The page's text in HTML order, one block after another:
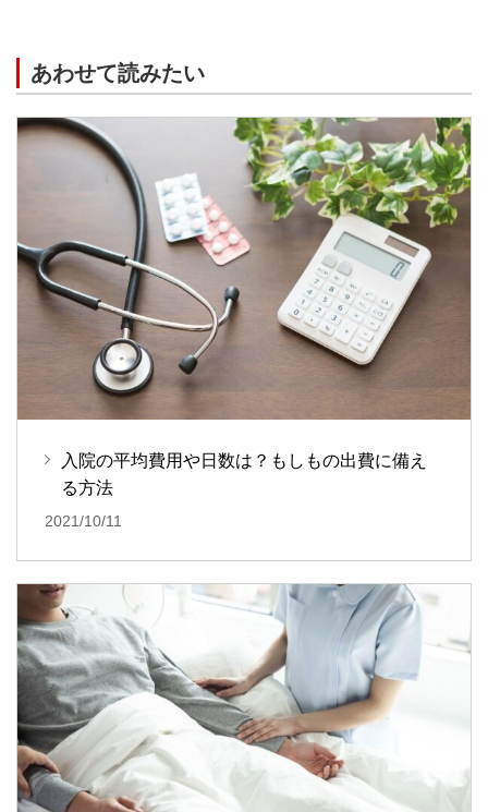
あわせて読みたい
入院の平均費用や日数は？もしもの出費に備え
る方法
2021/10/11